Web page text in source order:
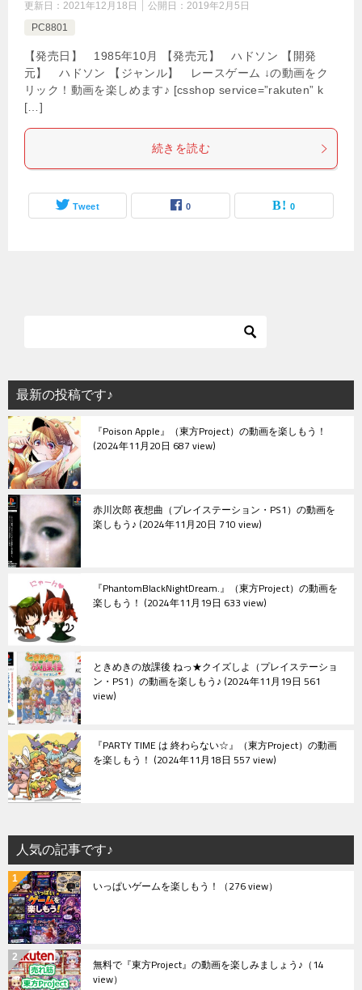
更新日： 2021年12月18日 公開日： 2019年2月5日
PC8801
【発売日】 1985年10月 【発売元】 ハドソン 【開発
元】 ハドソン 【ジャンル】 レースゲーム ↓の動画をク
リック！動画を楽しめます♪ [csshop service=”rakuten” k
[…]
続きを読む
Tweet 0 0
最新の投稿です♪
『Poison Apple』（東方Project）の動画を楽しもう！
2024年11月20日 687 view
赤川次郎 夜想曲（プレイステーション・PS1）の動画を
楽しもう♪ 2024年11月20日 710 view
『PhantomBlackNightDream.』（東方Project）の動画を
楽しもう！ 2024年11月19日 633 view
ときめきの放課後 ねっ★クイズしよ（プレイステーショ
ン・PS1）の動画を楽しもう♪ 2024年11月19日 561
view
『PARTY TIME は 終わらない☆』（東方Project）の動画
を楽しもう！ 2024年11月18日 557 view
人気の記事です♪
いっぱいゲームを楽しもう！ （276 view）
無料で『東方Project』の動画を楽しみましょう♪ （14
view）